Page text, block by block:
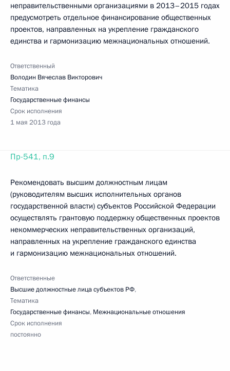
неправительственными организациями в 2013–2015 годах
предусмотреть отдельное финансирование общественных
проектов, направленных на укрепление гражданского
единства и гармонизацию межнациональных отношений.
Ответственный
Володин Вячеслав Викторович
Тематика
Государственные финансы
Срок исполнения
1 мая 2013 года
Пр-541, п.9
Рекомендовать высшим должностным лицам
(руководителям высших исполнительных органов
государственной власти) субъектов Российской Федерации
осуществлять грантовую поддержку общественных проектов
некоммерческих неправительственных организаций,
направленных на укрепление гражданского единства
и гармонизацию межнациональных отношений.
Ответственные
Высшие должностные лица субъектов РФ,
Тематика
Государственные финансы, Межнациональные отношения
Срок исполнения
постоянно